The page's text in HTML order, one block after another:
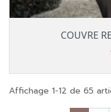
COUVRE
Affichage 1-12 de 65